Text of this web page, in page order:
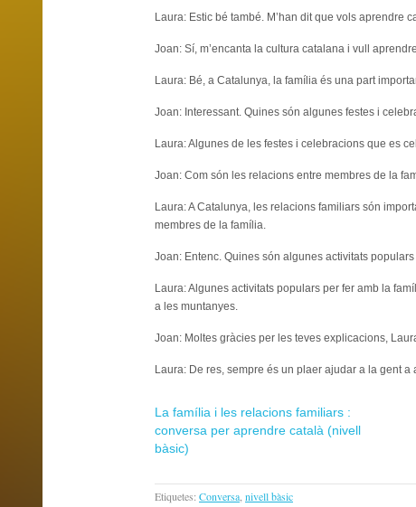
Laura: Estic bé també. M’han dit que vols aprendre
Joan: Sí, m’encanta la cultura catalana i vull
Laura: Bé, a Catalunya, la família és una part
Joan: Interessant. Quines són algunes festes i
Laura: Algunes de les festes i celebracions que es
Joan: Com són les relacions entre membres de la
Laura: A Catalunya, les relacions familiars són
membres de la família.
Joan: Entenc. Quines són algunes activitats
Laura: Algunes activitats populars per fer amb la
a les muntanyes.
Joan: Moltes gràcies per les teves explicacions,
Laura: De res, sempre és un plaer ajudar a la gent
La família i les relacions familiars :
conversa per aprendre català (nivell
bàsic)
Etiquetes: Conversa nivell bàsic